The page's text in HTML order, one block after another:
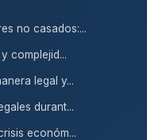
no casados:...
complejid...
legal y...
durant...
económ...